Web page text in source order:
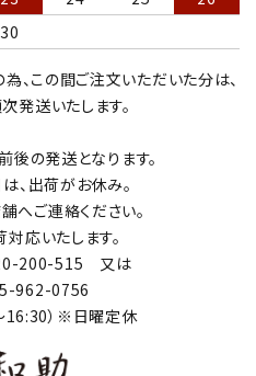
30
、この間ご注文いただいた分は、
発送いたします。
の発送となります。
、出荷がお休み。
へご連絡ください。
応いたします。
200-515 又は
962-0756
16:30）※日曜定休